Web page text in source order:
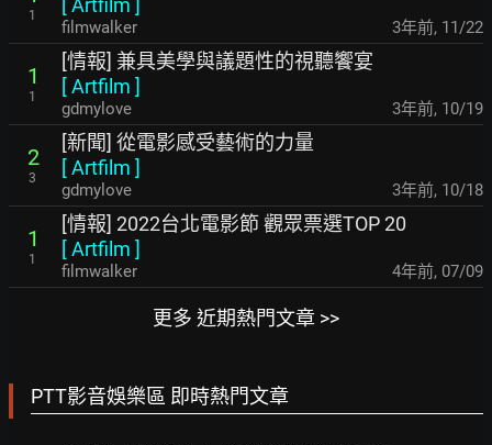
1
[Artfilm ]
filmwalker 3年前, 11/22
1
1
[情報] 兼具美學與議題性的視聽饗宴
[Artfilm ]
gdmylove 3年前, 10/19
2
3
[新聞] 從電影感受藝術的力量
[Artfilm ]
gdmylove 3年前, 10/18
1
1
[情報] 2022台北電影節 觀眾票選TOP 20
[Artfilm ]
filmwalker 4年前, 07/09
更多 近期熱門文章 >>
PTT影音娛樂區 即時熱門文章